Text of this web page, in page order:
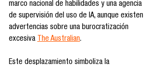
marco nacional de habilidades y una agencia
de supervisión del uso de IA, aunque existen
advertencias sobre una burocratización
excesiva The Australian.
Este desplazamiento simboliza la